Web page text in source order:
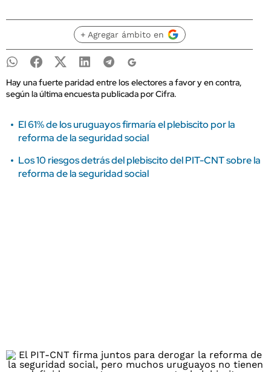
+ Agregar ámbito en
Hay una fuerte paridad entre los electores a favor y en contra,
según la última encuesta publicada por Cifra.
El 61% de los uruguayos firmaría el plebiscito por la
reforma de la seguridad social
Los 10 riesgos detrás del plebiscito del PIT-CNT sobre la
reforma de la seguridad social